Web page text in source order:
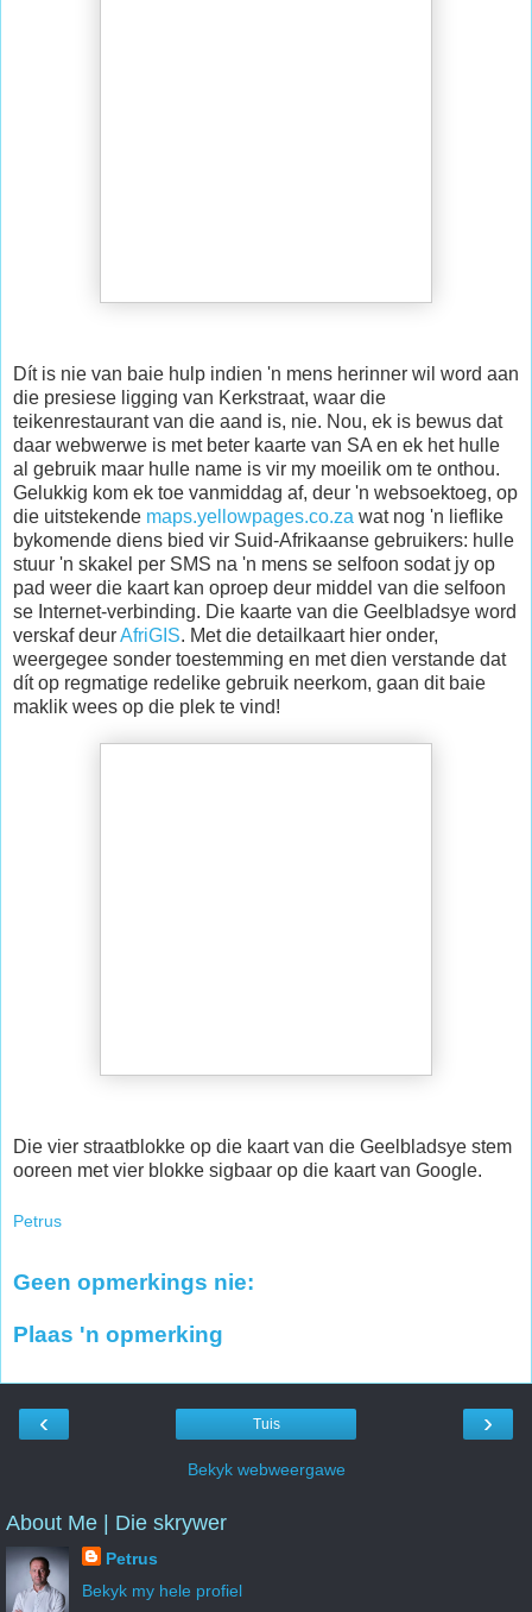
Dít is nie van baie hulp indien 'n mens herinner wil word aan
die presiese ligging van Kerkstraat, waar die
teikenrestaurant van die aand is, nie. Nou, ek is bewus dat
daar webwerwe is met beter kaarte van SA en ek het hulle
al gebruik maar hulle name is vir my moeilik om te onthou.
Gelukkig kom ek toe vanmiddag af, deur 'n websoektoeg, op
die uitstekende maps.yellowpages.co.za wat nog 'n lieflike
bykomende diens bied vir Suid-Afrikaanse gebruikers: hulle
stuur 'n skakel per SMS na 'n mens se selfoon sodat jy op
pad weer die kaart kan oproep deur middel van die selfoon
se Internet-verbinding. Die kaarte van die Geelbladsye word
verskaf deurAfriGIS. Met die detailkaart hier onder,
weergegee sonder toestemming en met dien verstande dat
dít op regmatige redelike gebruik neerkom, gaan dit baie
maklik wees op die plek te vind!
Die vier straatblokke op die kaart van die Geelbladsye stem
ooreen met vier blokke sigbaar op die kaart van Google.
Petrus
Geen opmerkings nie:
Plaas 'n opmerking
‹ ›
Tuis
Bekyk webweergawe
About Me | Die skrywer
Petrus
Bekyk my hele profiel